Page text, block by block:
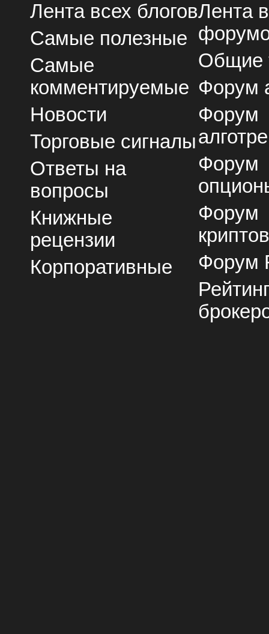
Лента всех блогов
Самые полезные
Самые
комментируемые
Новости
Торговые сигналы
Ответы на
вопросы
Книжные
рецензии
Корпоративные
Лента
Общие
Форум
Форум
Форум
Форум
Форум